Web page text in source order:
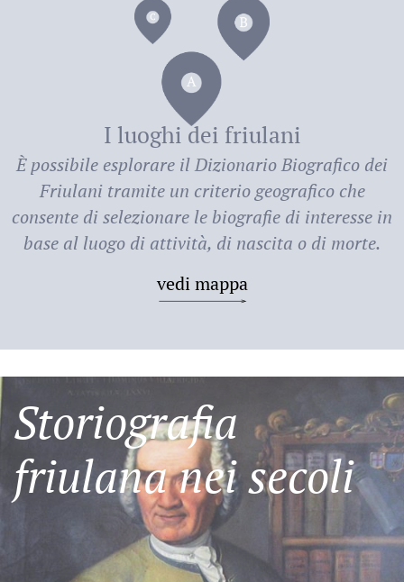
deiI luoghi dei friulani
È possibile esplorare ilDizionario Biografico dei
Friulani tramite un criterio geografico che
consente di selezionare le biografie di interesse in
base al luogo di attività, di nascita o di morte.
vedi mappa
Storiografia
friulana nei secoli